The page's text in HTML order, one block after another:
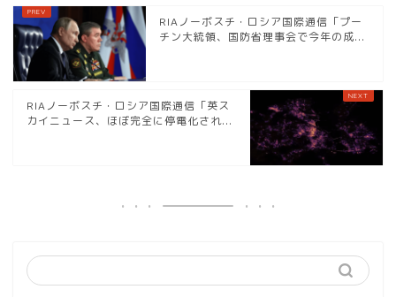
RIAノーボスチ・ロシア国際通信「プー
チン大統領、国防省理事会で今年の成...
RIAノーボスチ・ロシア国際通信「英ス
カイニュース、ほぼ完全に停電化され...